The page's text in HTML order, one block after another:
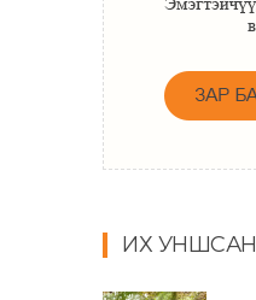
ИХ УНШСАН